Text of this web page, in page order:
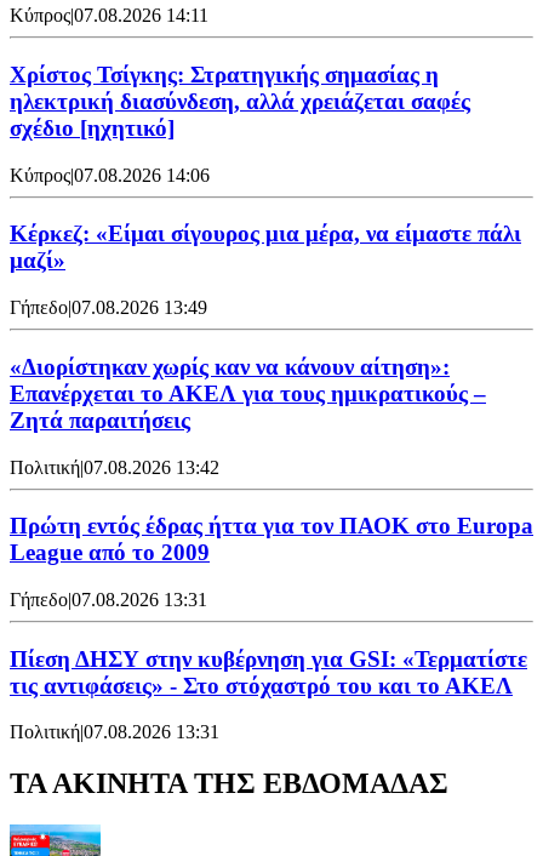
Κύπρος|07.08.2026 14:11
Χρίστος Τσίγκης: Στρατηγικής σημασίας η
ηλεκτρική διασύνδεση, αλλά χρειάζεται σαφές
σχέδιο [ηχητικό]
Κύπρος|07.08.2026 14:06
Κέρκεζ: «Είμαι σίγουρος μια μέρα, να είμαστε πάλι
μαζί»
Γήπεδο|07.08.2026 13:49
«Διορίστηκαν χωρίς καν να κάνουν αίτηση»:
Επανέρχεται το ΑΚΕΛ για τους ημικρατικούς –
Ζητά παραιτήσεις
Πολιτική|07.08.2026 13:42
Πρώτη εντός έδρας ήττα για τον ΠΑΟΚ στο Europa
League από το 2009
Γήπεδο|07.08.2026 13:31
Πίεση ΔΗΣΥ στην κυβέρνηση για GSI: «Τερματίστε
τις αντιφάσεις» - Στο στόχαστρό του και το ΑΚΕΛ
Πολιτική|07.08.2026 13:31
ΤΑ ΑΚΙΝΗΤΑ ΤΗΣ ΕΒΔΟΜΑΔΑΣ